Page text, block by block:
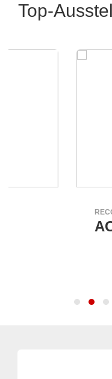
Top-
RECOM Power GmbH
AC/DC- &